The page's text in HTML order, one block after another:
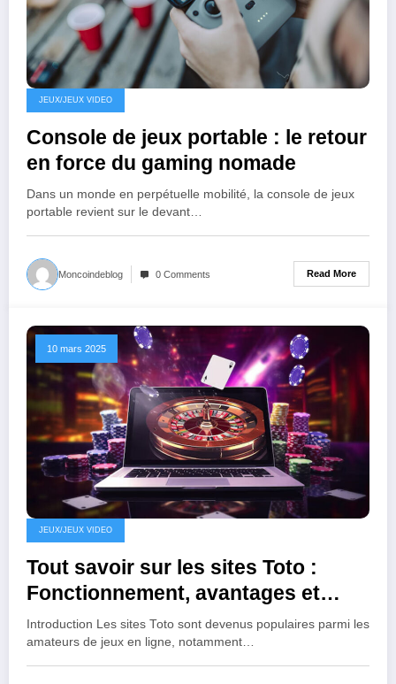
JEUX/JEUX VIDEO
Console de jeux portable : le retour
en force du gaming nomade
Dans un monde en perpétuelle mobilité, la console de jeux
portable revient sur le devant…
Moncoindeblog 0 Comments Read More
10 mars 2025
JEUX/JEUX VIDEO
Tout savoir sur les sites Toto :
Fonctionnement, avantages et
précautions
Introduction Les sites Toto sont devenus populaires parmi les
amateurs de jeux en ligne, notamment…